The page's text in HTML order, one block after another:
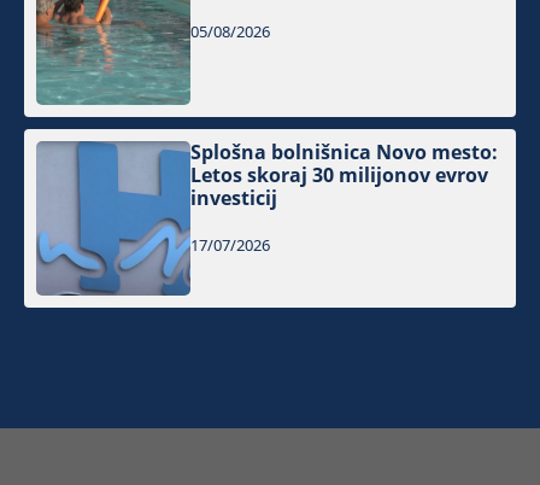
05/08/2026
Splošna bolnišnica Novo mesto:
Letos skoraj 30 milijonov evrov
investicij
17/07/2026